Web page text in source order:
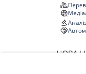
НОВА